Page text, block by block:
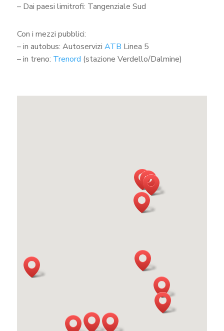
– Dai paesi limitrofi: Tangenziale Sud
Con i mezzi pubblici:
– in autobus: Autoservizi ATB Linea 5
– in treno: Trenord (stazione Verdello/Dalmine)